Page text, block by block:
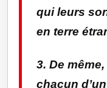
qui leurs
en terre
3. De
chacun